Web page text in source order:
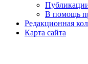
В помощь
Редакционная
Карта сайта